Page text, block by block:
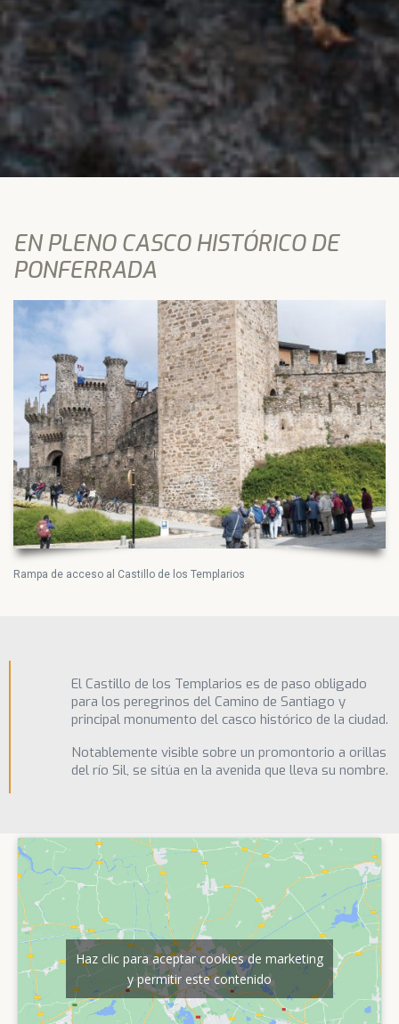
EN PLENO CASCO HISTÓRICO DE
PONFERRADA
Rampa de acceso al Castillo de los Templarios
El Castillo de los Templarios es de paso obligado
para los peregrinos del Camino de Santiago y
principal monumento del casco histórico de la ciudad.
Notablemente visible sobre un promontorio a orillas
del río Sil, se sitúa en la avenida que lleva su nombre.
Haz clic para aceptar cookies de marketing
y permitir este contenido